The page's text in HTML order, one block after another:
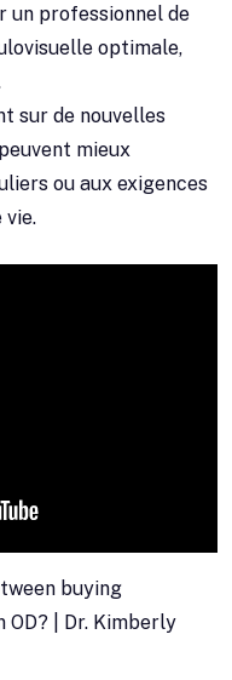
un professionnel de
optimale,
sur de nouvelles
mieux
ou aux exigences
vie.
buying
OD? | Dr. Kimberly